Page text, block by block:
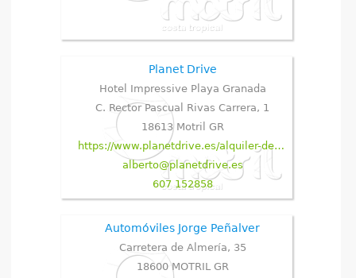
Planet Drive
Hotel Impressive Playa Granada
C. Rector Pascual Rivas Carrera, 1
18613 Motril GR
https://www.planetdrive.es/alquiler-de-coches-en-playa-granada-motril/
alberto@planetdrive.es
607 152858
Automóviles Jorge Peñalver
Carretera de Almería, 35
18600 MOTRIL GR